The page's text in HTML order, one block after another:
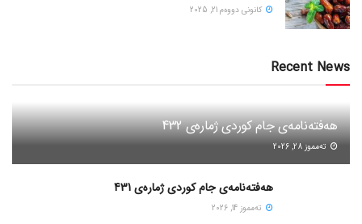
كانونی دووه‌م 21, 2025
Recent News
هەفتەنامەی جام کوردی ژمارەی 432
ته‌مموز 28, 2026
هەفتەنامەی جام کوردی ژمارەی 431
ته‌مموز 14, 2026